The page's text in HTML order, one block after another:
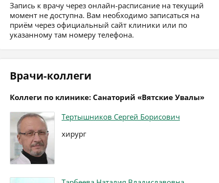
Запись к врачу через онлайн-расписание на текущий
момент не доступна. Вам необходимо записаться на
приём через официальный сайт клиники или по
указанному там номеру телефона.
Врачи-коллеги
Коллеги по клинике: Санаторий «Вятские Увалы»
Тертышников Сергей Борисович
хирург